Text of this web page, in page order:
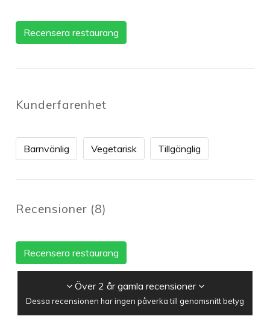
Recensera restaurang
Kunderfarenhet
Barnvänlig Vegetarisk Tillgänglig
Recensioner (8)
Recensera restaurang
Över 2 år gamla recensioner
Dessa recensionen har ingen påverka till genomsnitt betyg